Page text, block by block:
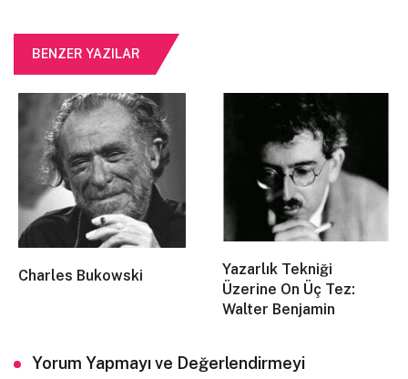
bazen çok korkuyorum.
ama bu; aslanlarımı açıklamama engel olmuyor
çünkü fena halde yaraşıyor birbirine gece ve balta
ve anneciğim derdi vardı neyin altına giysen olur bir
siyah pantolonum şimdi gibi ay!
bu da caddelerden derviş dervişegelmeme mâni değildir
bunun için kent nesnesi o bıçakla bakunin’di deştiğim
BENZER YAZILAR
Charles Bukowski
Yazarlık Tekniği
Üzerine On Üç Tez:
Walter Benjamin
Yorum Yapmayı ve Değerlendirmeyi